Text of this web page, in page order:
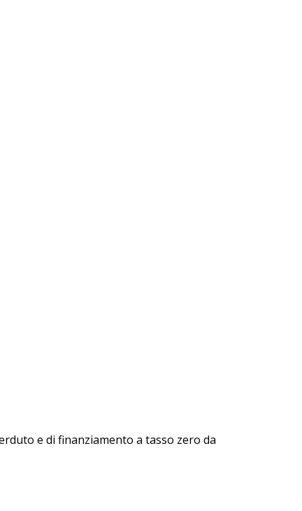
e di finanziamento a tasso zero da